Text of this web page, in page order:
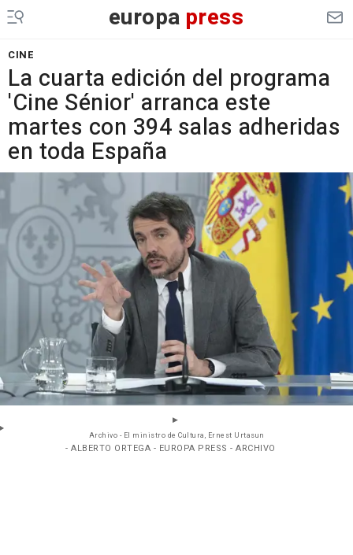
europa press
CINE
La cuarta edición del programa
'Cine Sénior' arranca este
martes con 394 salas adheridas
en toda España
Archivo - El ministro de Cultura, Ernest Urtasun
- ALBERTO ORTEGA - EUROPA PRESS - ARCHIVO